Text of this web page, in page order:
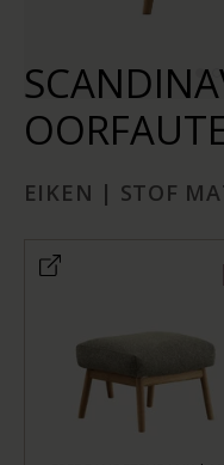
EIKEN | STOF